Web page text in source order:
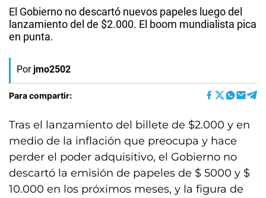
El Gobierno no descartó nuevos papeles luego del
lanzamiento del de $2.000. El boom mundialista pica
en punta.
Por jmo2502
Para compartir:
Tras el lanzamiento del billete de $2.000 y en
medio de la inflación que preocupa y hace
perder el poder adquisitivo, el Gobierno no
descartó la emisión de papeles de $ 5000 y $
10.000 en los próximos meses, y la figura de